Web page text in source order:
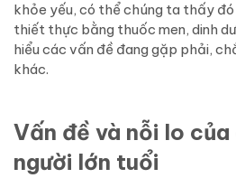
khỏe yếu, có thể chúng ta thấy
thiết thực bằng thuốc men, dinh
hiểu các vấn đề đang gặp phải,
khác.
Vấn đề và nỗi lo
người lớn tuổi